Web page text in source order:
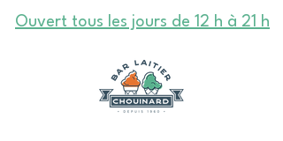
Ouvert tous les jours de 12 h à 21 h